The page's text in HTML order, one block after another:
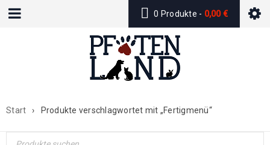
0 Produkte - 0,00€
Start › Produkte verschlagwortet mit „Fertigmenü“